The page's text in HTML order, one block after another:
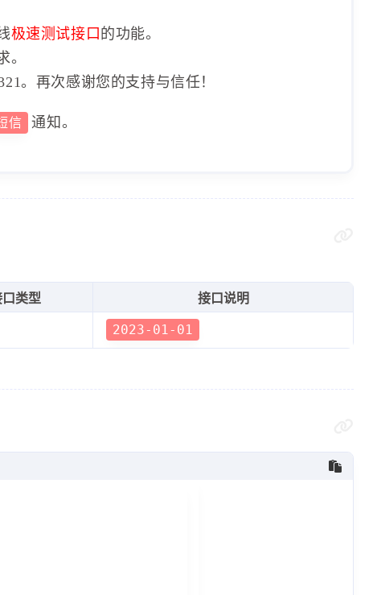
极速测试接口 的功能。
。
。再次感谢您的支持与信任！
信 通知。
类型 接口说明
2023-01-01